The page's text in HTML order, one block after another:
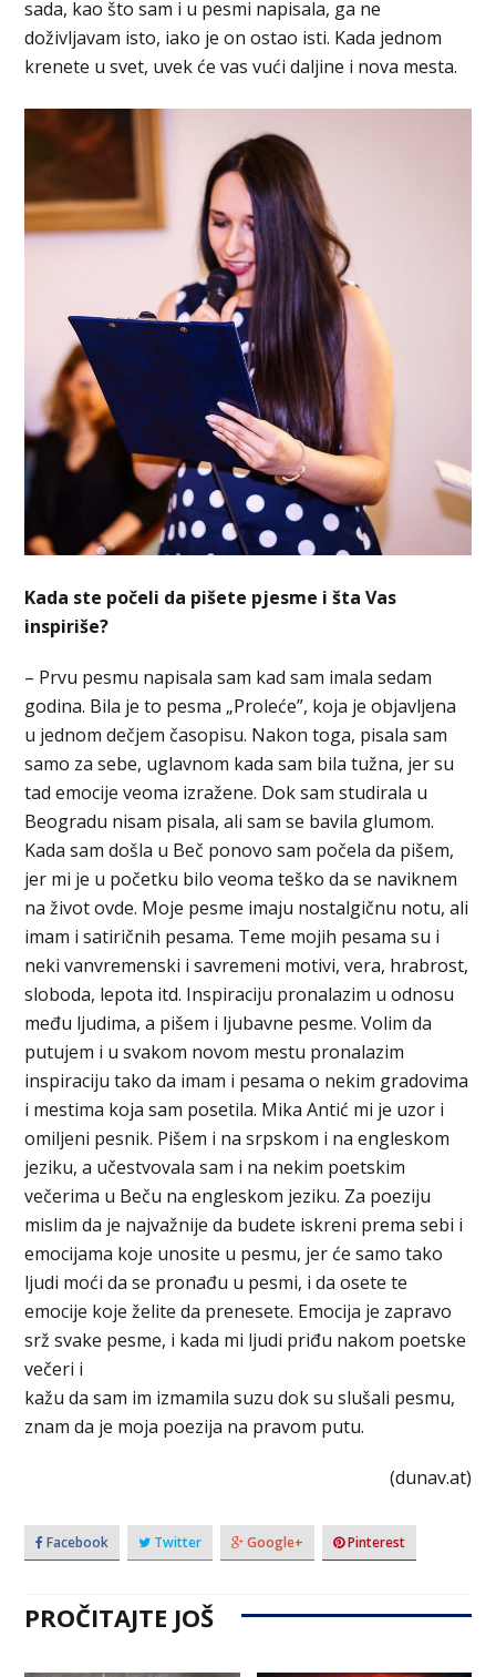
sada, kao što sam i u pesmi napisala, ga ne
doživljavam isto, iako je on ostao isti. Kada jednom
krenete u svet, uvek će vas vući daljine i nova mesta.
Kada ste počeli da pišete pjesme i šta Vas
inspiriše?
– Prvu pesmu napisala sam kad sam imala sedam
godina. Bila je to pesma „Proleće”, koja je objavljena
u jednom dečjem časopisu. Nakon toga, pisala sam
samo za sebe, uglavnom kada sam bila tužna, jer su
tad emocije veoma izražene. Dok sam studirala u
Beogradu nisam pisala, ali sam se bavila glumom.
Kada sam došla u Beč ponovo sam počela da pišem,
jer mi je u početku bilo veoma teško da se naviknem
na život ovde. Moje pesme imaju nostalgičnu notu, ali
imam i satiričnih pesama. Teme mojih pesama su i
neki vanvremenski i savremeni motivi, vera, hrabrost,
sloboda, lepota itd. Inspiraciju pronalazim u odnosu
među ljudima, a pišem i ljubavne pesme. Volim da
putujem i u svakom novom mestu pronalazim
inspiraciju tako da imam i pesama o nekim gradovima
i mestima koja sam posetila. Mika Antić mi je uzor i
omiljeni pesnik. Pišem i na srpskom i na engleskom
jeziku, a učestvovala sam i na nekim poetskim
večerima u Beču na engleskom jeziku. Za poeziju
mislim da je najvažnije da budete iskreni prema sebi i
emocijama koje unosite u pesmu, jer će samo tako
ljudi moći da se pronađu u pesmi, i da osete te
emocije koje želite da prenesete. Emocija je zapravo
srž svake pesme, i kada mi ljudi priđu nakom poetske
večeri i
kažu da sam im izmamila suzu dok su slušali pesmu,
znam da je moja poezija na pravom putu.
(dunav.at)
Facebook Twitter Google+ Pinterest
PROČITAJTE JOŠ